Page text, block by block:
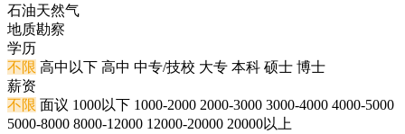
石油天然气
地质勘察
学历
不限 高中以下 高中 中专/技校 大专 本科 硕士 博士
薪资
不限 面议 1000以下 1000-2000 2000-3000 3000-4000 4000-5000
5000-8000 8000-12000 12000-20000 20000以上